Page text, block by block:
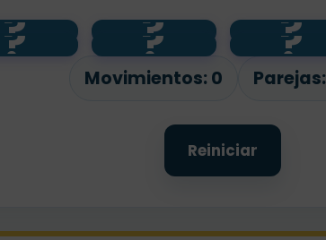
? ?
desenlac
e ?
?
inicio ?
orden ?
Movimientos: 0 Parejas:
Reiniciar